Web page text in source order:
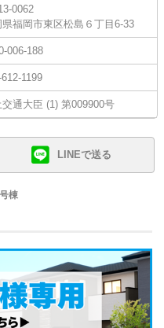
0062
県福岡市東区松島６丁目6-33
006-188
1199
交通大臣 (1) 第009900号
LINEで送る
棟